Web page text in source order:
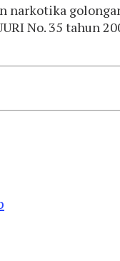
narkotika
No. 35 tahun